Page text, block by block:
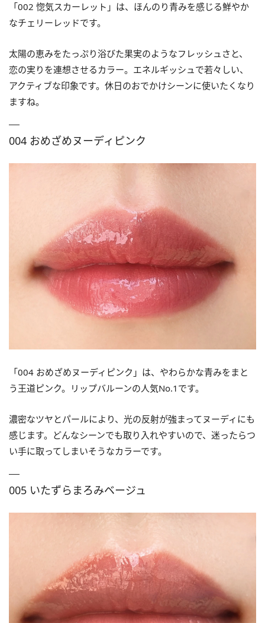
「002 惚気スカーレット」は、ほんのり青みを感じる鮮やか
なチェリーレッドです。
太陽の恵みをたっぷり浴びた果実のようなフレッシュさと、
恋の実りを連想させるカラー。エネルギッシュで若々しい、
アクティブな印象です。休日のおでかけシーンに使いたくなり
ますね。
004 おめざめヌーディピンク
「004 おめざめヌーディピンク」は、やわらかな青みをまと
う王道ピンク。リップバルーンの人気No.1です。
濃密なツヤとパールにより、光の反射が強まってヌーディにも
感じます。どんなシーンでも取り入れやすいので、迷ったらつ
い手に取ってしまいそうなカラーです。
005 いたずらまろみベージュ